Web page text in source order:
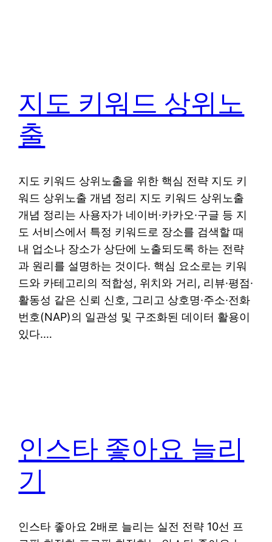
지도 키워드 상위노
출
지도 키워드 상위노출을 위한 핵심 전략 지도 키
워드 상위노출 개념 정리 지도 키워드 상위노출
개념 정리는 사용자가 네이버·카카오·구글 등 지
도 서비스에서 특정 키워드로 장소를 검색할 때
내 업소나 장소가 상단에 노출되도록 하는 전략
과 원리를 설명하는 것이다. 핵심 요소로는 키워
드와 카테고리의 적합성, 위치와 거리, 리뷰·평점·
활동성 같은 신뢰 신호, 그리고 상호명·주소·전화
번호(NAP)의 일관성 및 구조화된 데이터 활용이
있다.…
인스타 좋아요 늘리
기
인스타 좋아요 2배로 늘리는 실전 전략 10선 프